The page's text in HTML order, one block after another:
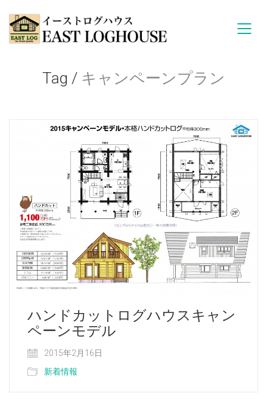
Tag / キャンペーンプラン
ハンドカットログハウスキャン
ペーンモデル
2015年2月16日
新着情報